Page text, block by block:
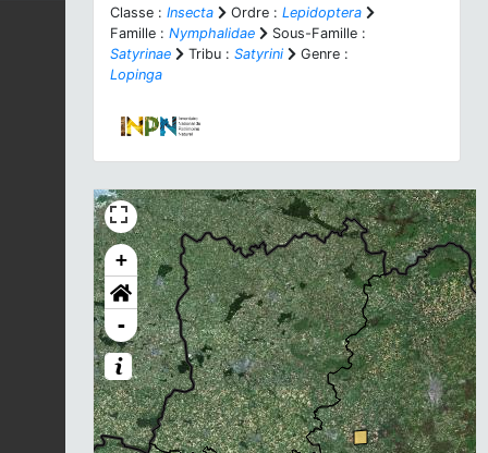
Classe : Insecta Ordre : Lepidoptera
Famille : Nymphalidae
Sous-Famille :
Satyrinae
Tribu : Satyrini
Genre :
Lopinga
+
-